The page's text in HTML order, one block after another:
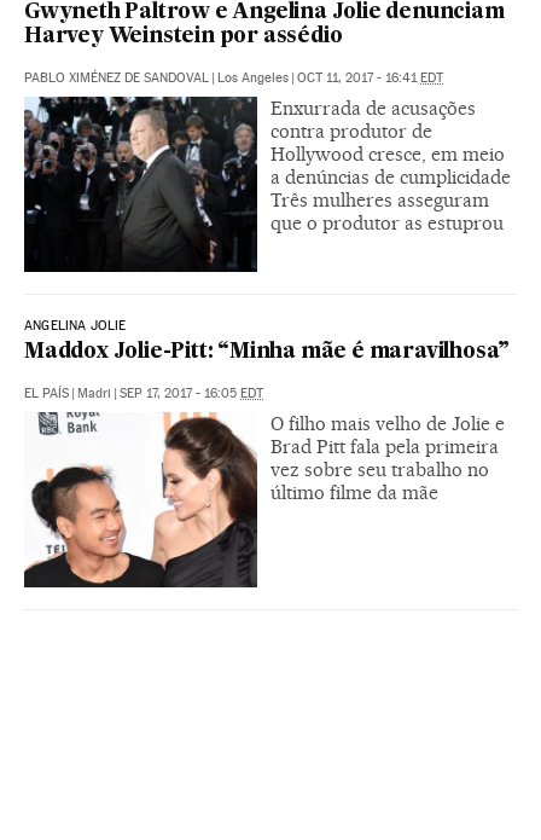
Gwyneth Paltrow e Angelina Jolie denunciam
Harvey Weinstein por assédio
PABLO XIMÉNEZ DE SANDOVAL | Los Angeles | OCT 11, 2017 - 16:41EDT
Enxurrada de acusações
contra produtor de
Hollywood cresce, em meio
a denúncias de cumplicidade
Três mulheres asseguram
que o produtor as estuprou
ANGELINA JOLIE
Maddox Jolie-Pitt: “Minha mãe é maravilhosa”
EL PAÍS | Madri | SEP 17, 2017 - 16:05 EDT
O filho mais velho de Jolie e
Brad Pitt fala pela primeira
vez sobre seu trabalho no
último filme da mãe